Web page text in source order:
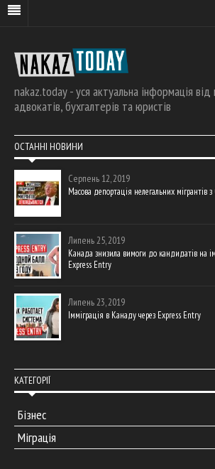
nakaz.today - уся актуальна інформація від
адвокатів, бухгалтерів та юристів
ОСТАННІ НОВИНИ
Серпень 12, 2019
Масова депортація нелегальних мігрантів
Липень 25, 2019
Канада знизила вимоги до кандидатів на
Express Entry
Липень 23, 2019
Імміграція в Канаду через Express Entry
КАТЕГОРІЇ
Бізнес
Міграція